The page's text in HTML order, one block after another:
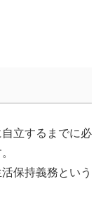
立するまでに必
保持義務という